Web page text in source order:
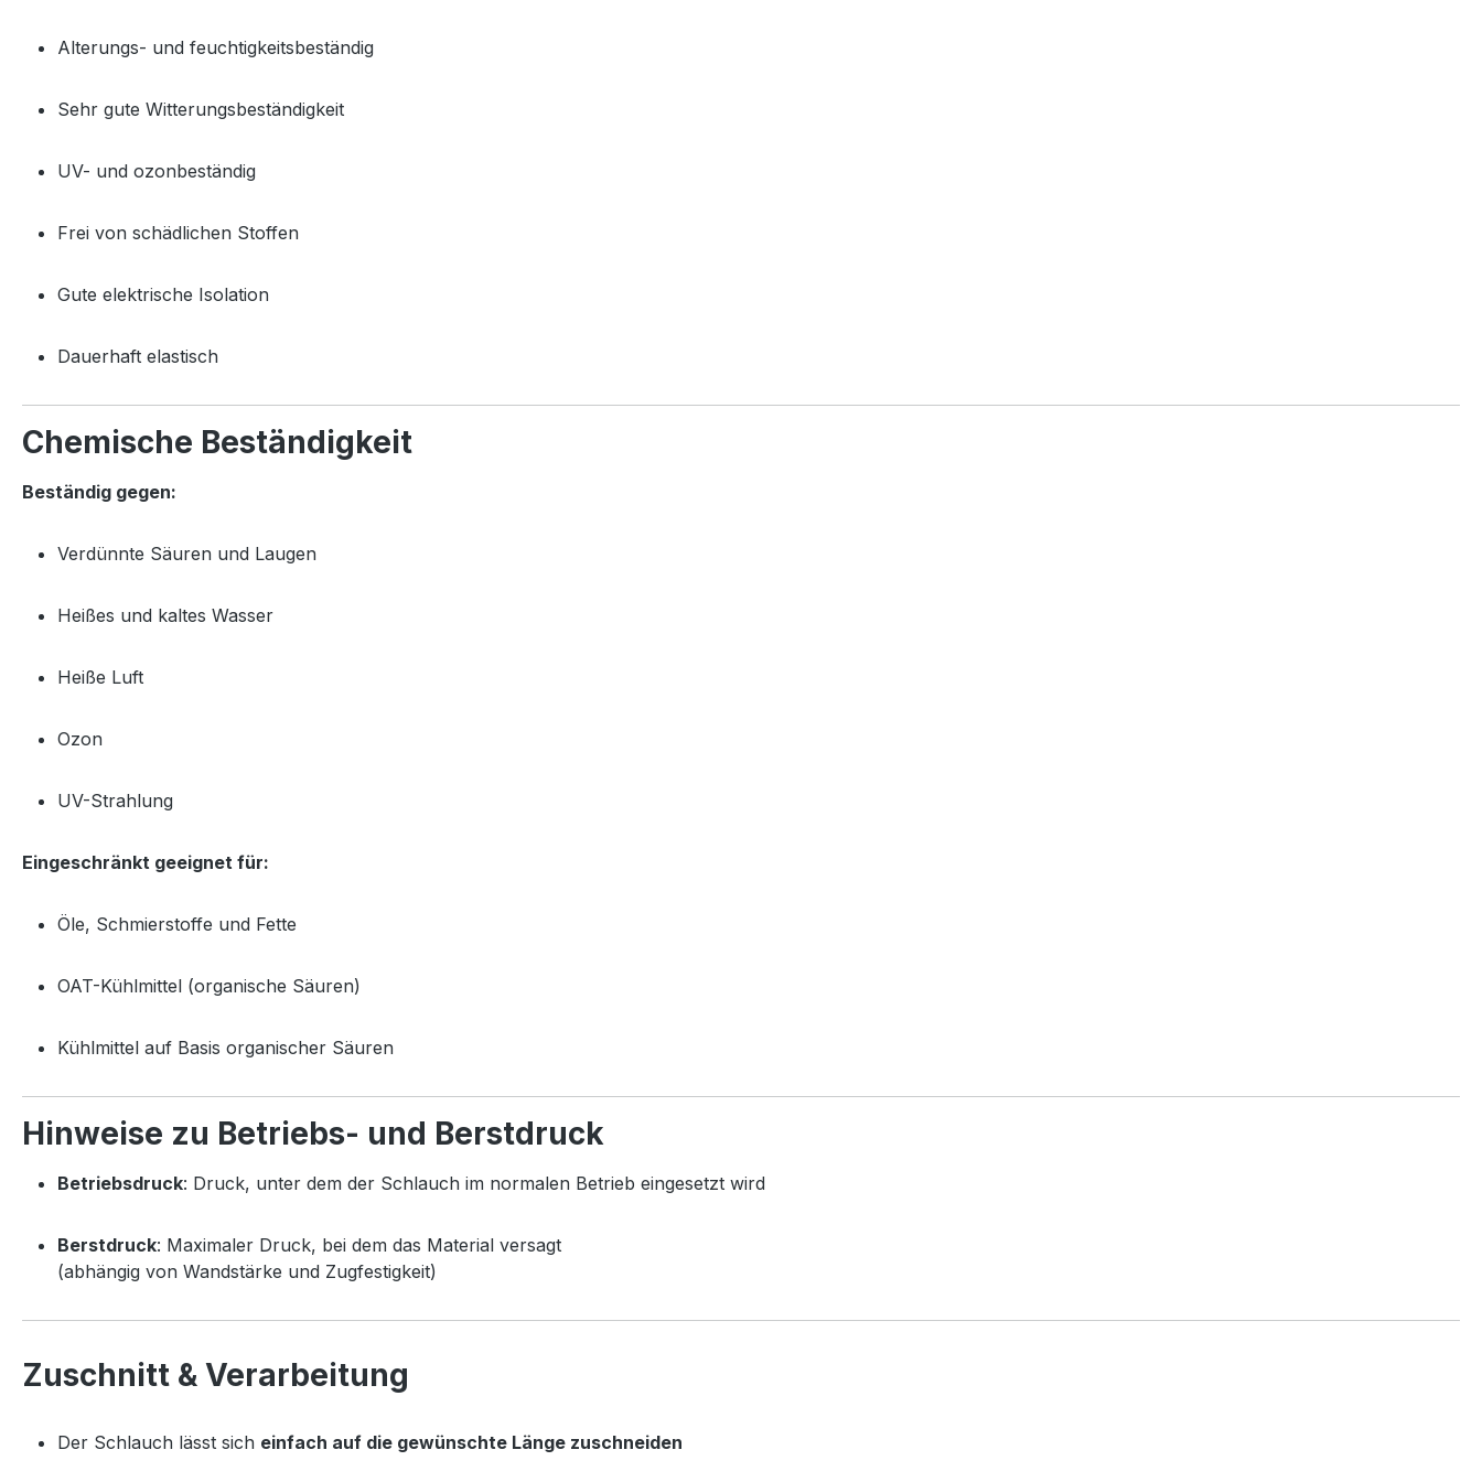
Alterungs- und feuchtigkeitsbeständig
Sehr gute Witterungsbeständigkeit
UV- und ozonbeständig
Frei von schädlichen Stoffen
Gute elektrische Isolation
Dauerhaft elastisch
Chemische Beständigkeit
Beständig gegen:
Verdünnte Säuren und Laugen
Heißes und kaltes Wasser
Heiße Luft
Ozon
UV-Strahlung
Eingeschränkt geeignet für:
Öle, Schmierstoffe und Fette
OAT-Kühlmittel (organische Säuren)
Kühlmittel auf Basis organischer Säuren
Hinweise zu Betriebs- und Berstdruck
Betriebsdruck: Druck, unter dem der Schlauch im normalen Betrieb eingesetzt wird
Berstdruck: Maximaler Druck, bei dem das Material versagt
(abhängig von Wandstärke und Zugfestigkeit)
Zuschnitt & Verarbeitung
Der Schlauch lässt sich einfach auf die gewünschte Länge zuschneiden